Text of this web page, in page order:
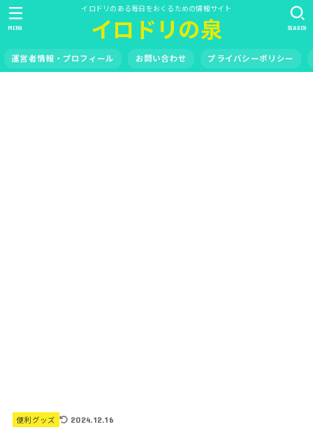
イロドリのある毎日をおくるための情報サイト
イロドリの泉
運営者情報・プロフィール お問い合わせ プライバシーポリシー
SEARCH
MENU
便利グッズ 2024.12.16